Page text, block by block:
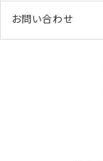
お問い合わせ